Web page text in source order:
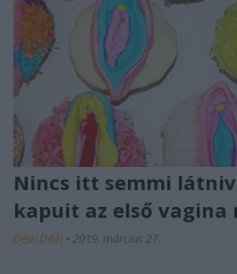
Nincs itt semmi
kapuit az első vagina
Dédi Dédi • 2019. március 27.